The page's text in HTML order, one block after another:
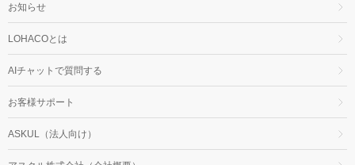
お知らせ
LOHACOとは
AIチャットで質問する
お客様サポート
ASKUL（法人向け）